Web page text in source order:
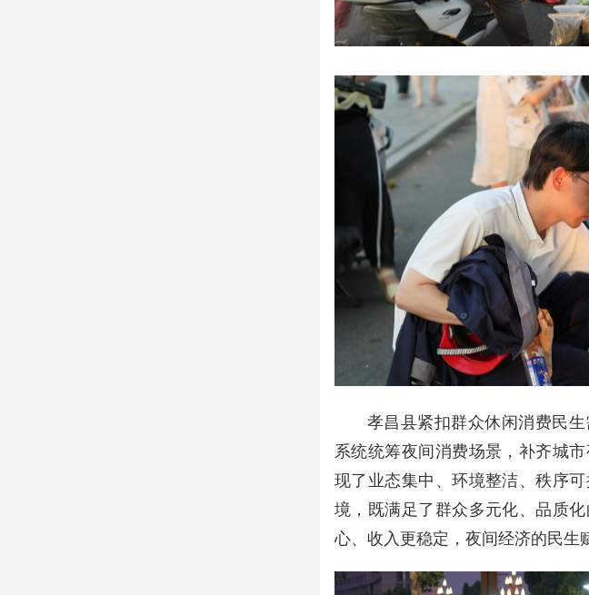
孝昌县紧扣群众休闲消费民
系统统筹夜间消费场景，补齐城
现了业态集中、环境整洁、秩序
境，既满足了群众多元化、品质
心、收入更稳定，夜间经济的民生